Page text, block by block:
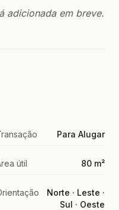
adicionada em breve.
Para Alugar
útil 80 m²
Norte · Leste ·
Sul · Oeste